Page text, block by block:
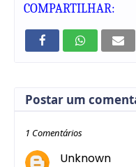
COMPARTILHAR:
Postar um
1 Comentários
Unknown